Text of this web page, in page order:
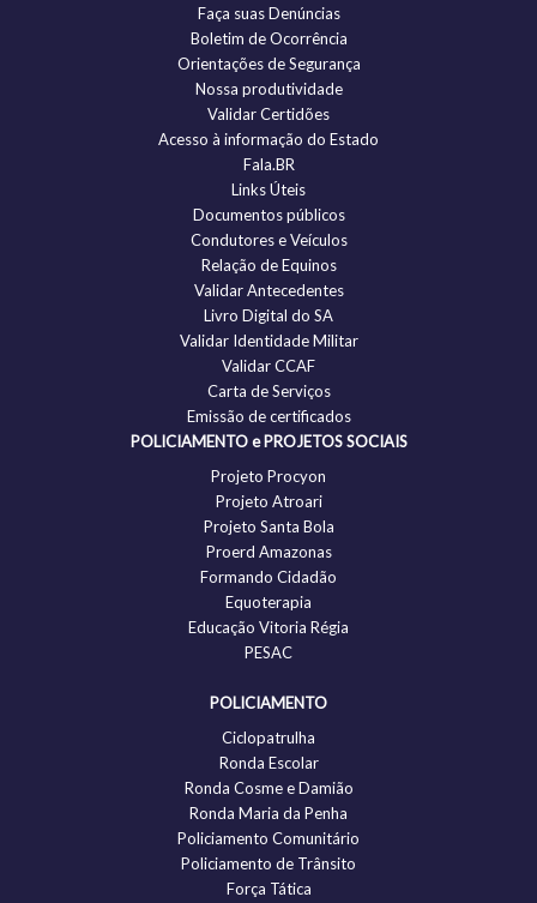
Faça suas Denúncias
Boletim de Ocorrência
Orientações de Segurança
Nossa produtividade
Validar Certidões
Acesso à informação do Estado
Fala.BR
Links Úteis
Documentos públicos
Condutores e Veículos
Relação de Equinos
Validar Antecedentes
Livro Digital do SA
Validar Identidade Militar
Validar CCAF
Carta de Serviços
Emissão de certificados
POLICIAMENTO e PROJETOS SOCIAIS
Projeto Procyon
Projeto Atroari
Projeto Santa Bola
Proerd Amazonas
Formando Cidadão
Equoterapia
Educação Vitoria Régia
PESAC
POLICIAMENTO
Ciclopatrulha
Ronda Escolar
Ronda Cosme e Damião
Ronda Maria da Penha
Policiamento Comunitário
Policiamento de Trânsito
Força Tática